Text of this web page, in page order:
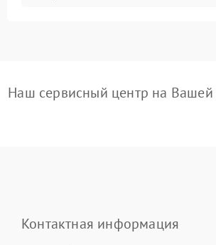
Наш сервисный центр на Вашей
Контактная информация